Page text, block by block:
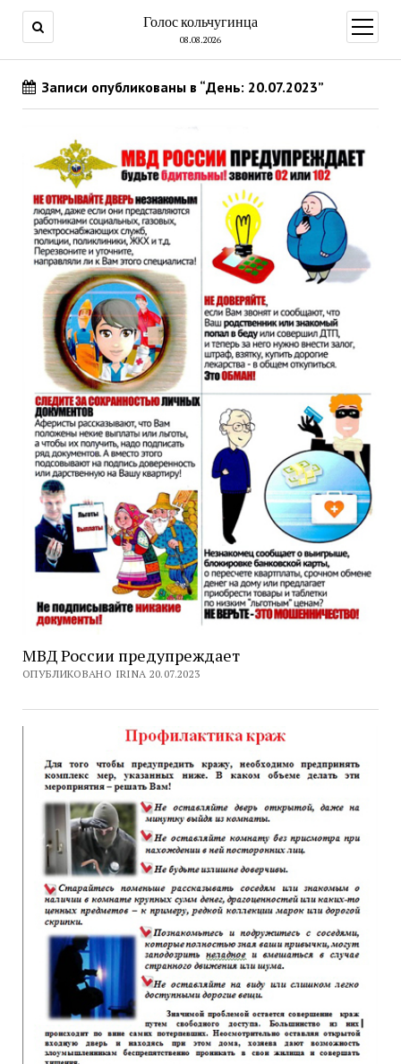
Голос кольчугинца
08.08.2026
меню
Записи опубликованы в “День: 20.07.2023”
МВД России предупреждает
ОПУБЛИКОВАНО IRINA 20.07.2023